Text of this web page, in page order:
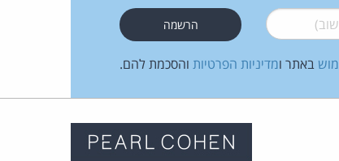
*
באתר ומדיניות הפרטיות והסכמת להם.